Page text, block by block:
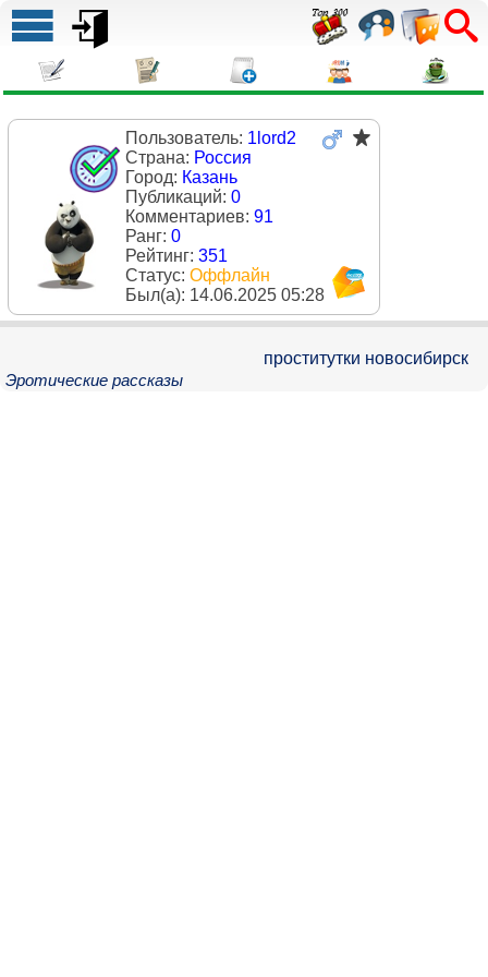
Пользователь: 1lord2
Страна: Россия
Город: Казань
Публикаций: 0
Комментариев: 91
Ранг: 0
Рейтинг: 351
Статус: Оффлайн
Был(a): 14.06.2025 05:28
Эротические рассказы
проститутки новосибирск